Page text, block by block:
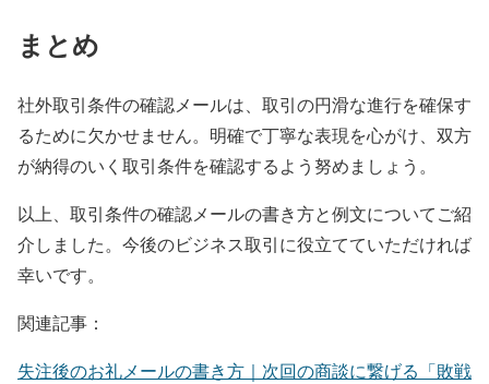
まとめ
社外取引条件の確認メールは、取引の円滑な進行を確保す
るために欠かせません。明確で丁寧な表現を心がけ、双方
が納得のいく取引条件を確認するよう努めましょう。
以上、取引条件の確認メールの書き方と例文についてご紹
介しました。今後のビジネス取引に役立てていただければ
幸いです。
関連記事：
失注後のお礼メールの書き方｜次回の商談に繋げる「敗戦